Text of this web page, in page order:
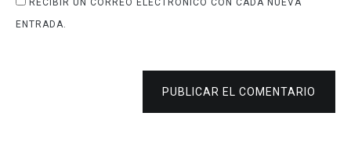
RECIBIR UN CORREO ELECTRÓNICO CON CADA NUEVA
ENTRADA.
PUBLICAR EL COMENTARIO